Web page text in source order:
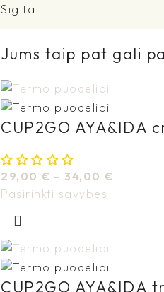
Sigita
Jums taip pat gali
CUP2GO AYA&IDA
29,00 € – 34,00 €
Pasirinkti savybes
CUP2GO AYA&IDA